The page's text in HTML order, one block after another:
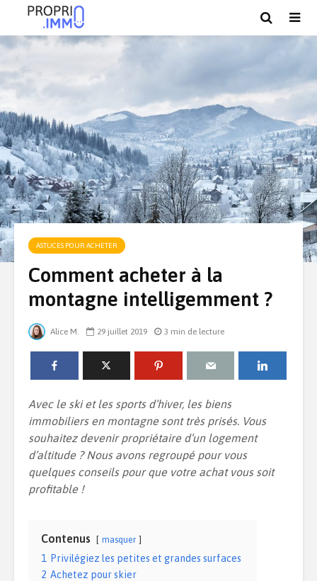
ASTUCES POUR ACHETER
Comment acheter à la
montagne intelligemment ?
Alice M. 29 juillet 2019 3 min de lecture
Avec le ski et les sports d’hiver, les biens
immobiliers en montagne sont très prisés. Vous
souhaitez devenir propriétaire d’un logement
d’altitude ? Nous avons regroupé pour vous
quelques conseils pour que votre achat vous soit
profitable !
Contenus masquer
1
Privilégiez les petites et grandes surfaces
2 Achetez pour skier
Installer une piscine
bien gérer ce projet
Le duplex : quel
intérêt ?